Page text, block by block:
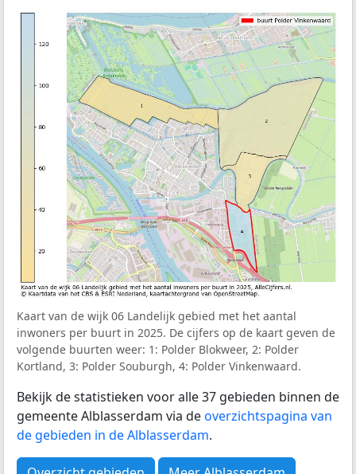
Kaart van de wijk 06 Landelijk gebied met het aantal
inwoners per buurt in 2025. De cijfers op de kaart geven de
volgende buurten weer: 1: Polder Blokweer, 2: Polder
Kortland, 3: Polder Souburgh, 4: Polder Vinkenwaard.
Bekijk de statistieken voor alle 37 gebieden binnen de
gemeente Alblasserdam via deoverzichtspagina van
de gebieden in de Alblasserdam.